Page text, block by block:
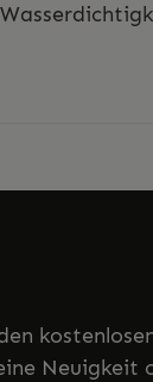
Neuigkeit